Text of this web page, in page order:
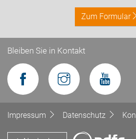
Zum Formular
Bleiben Sie in Kontakt
Impressum Datenschutz